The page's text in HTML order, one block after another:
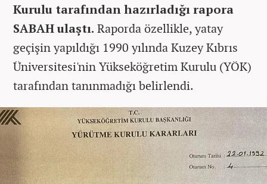
Kurulu tarafından hazırladığı rapora
SABAH ulaştı. Raporda özellikle, yatay
geçişin yapıldığı 1990 yılında Kuzey Kıbrıs
Üniversitesi'nin Yükseköğretim Kurulu (YÖK)
tarafından tanınmadığı belirlendi.